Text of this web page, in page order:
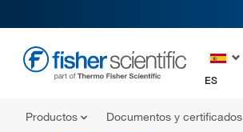
ES
Productos Documentos y certificados